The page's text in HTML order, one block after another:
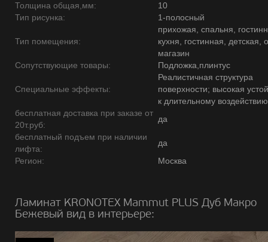
Толщина общая,мм:
10
Тип рисунка:
1-полосный
Тип помещения:
прихожая, спальня,
кухня, гостинная, детская,
магазин
Сопутствующие товары:
Подложка,плинтус
Специальные эффекты:
Реалистичная структура
поверхности; высокая
к длительному
бесплатная доставка при заказе от
20т.руб:
да
бесплатный подъем при наличии
лифта:
да
Регион:
Москва
Ламинат KRONOTEX Mammut PLUS Дуб Макро
Бежевый вид в интерьере: